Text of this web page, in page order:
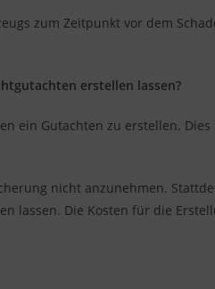
zum Zeitpunkt vor dem
erstellen lassen?
ein Gutachten zu erstellen.
nicht anzunehmen.
lassen. Die Kosten für die